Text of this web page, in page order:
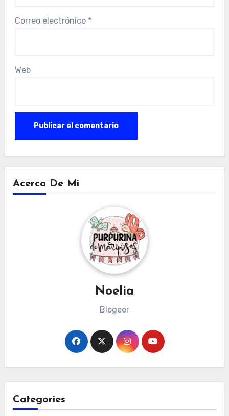
Correo electrónico *
Web
Acerca De Mi
Noelia
Blogeer
Categories